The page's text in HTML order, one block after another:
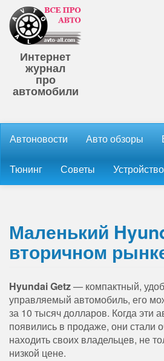
Интернет
журнал
про
автомобили
Автоновости Авто обзоры
Тюнинг Советы
Маленький
вторичном
Hyundai Getz— компактный,
управляемый автомобиль, его
за 10 тысяч долларов. Когда эти
появились в продаже, они стали
находить своих владельцев, не
низкой цене.